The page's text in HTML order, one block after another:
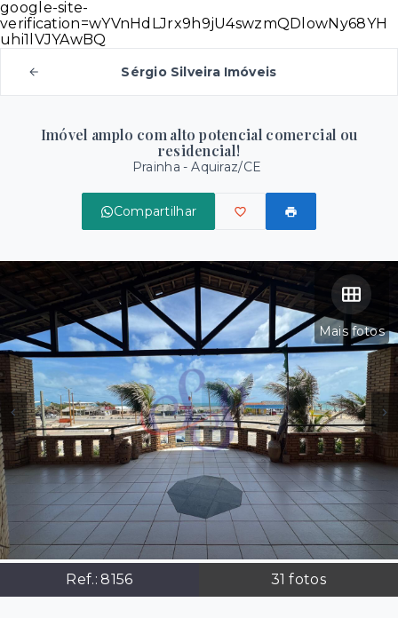
google-site-
verification=wYVnHdLJrx9h9jU4swzmQDlowNy68YH
uhi1lVJYAwBQ
Sérgio Silveira Imóveis
Imóvel amplo com alto potencial comercial ou
residencial!
Prainha - Aquiraz/CE
Compartilhar
Mais fotos
Ref.:8156 31 fotos